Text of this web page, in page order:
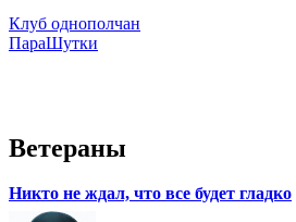
Клуб однополчан
ПараШутки
Ветераны
Никто не ждал, что все будет гладко